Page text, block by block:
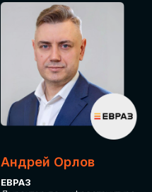
Андрей Орлов
ЕВРАЗ